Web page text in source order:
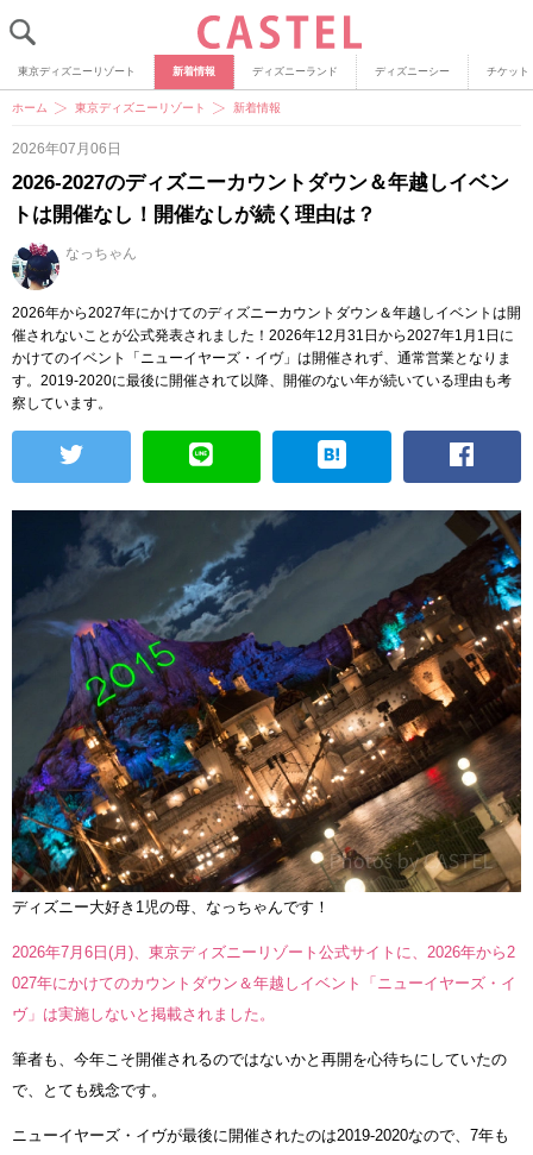
東京ディズニーリゾート 新着情報 ディズニーランド ディズニーシー チケット
ホーム 東京ディズニーリゾート 新着情報
2026年07月06日
2026-2027のディズニーカウントダウン＆年越しイベン
トは開催なし！開催なしが続く理由は？
なっちゃん
2026年から2027年にかけてのディズニーカウントダウン＆年越しイベントは開
催されないことが公式発表されました！2026年12月31日から2027年1月1日に
かけてのイベント「ニューイヤーズ・イヴ」は開催されず、通常営業となりま
す。2019-2020に最後に開催されて以降、開催のない年が続いている理由も考
察しています。
ディズニー大好き1児の母、なっちゃんです！
2026年7月6日(月)、東京ディズニーリゾート公式サイトに、2026年から2
027年にかけてのカウントダウン＆年越しイベント「ニューイヤーズ・イ
ヴ」は実施しないと掲載されました。
筆者も、今年こそ開催されるのではないかと再開を心待ちにしていたの
で、とても残念です。
ニューイヤーズ・イヴが最後に開催されたのは2019-2020なので、7年も